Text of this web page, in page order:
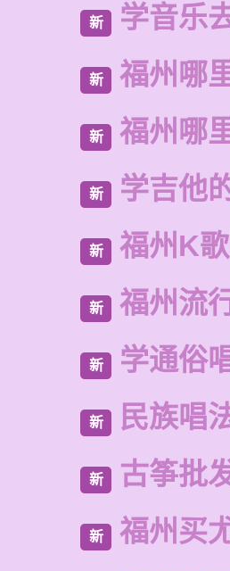
新 学音乐
新 福州哪
新 福州哪
新 学吉他
新 福州K
新 福州流
新 学通俗
新 民族唱
新 古筝批
新 福州买